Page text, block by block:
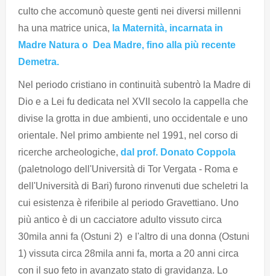
culto che accomunò queste genti nei diversi millenni
ha una matrice unica, la Maternità, incarnata in
Madre Natura o Dea Madre, fino alla più recente
Demetra.
Nel periodo cristiano in continuità subentrò la Madre di
Dio e a Lei fu dedicata nel XVII secolo la cappella che
divise la grotta in due ambienti, uno occidentale e uno
orientale. Nel primo ambiente nel 1991, nel corso di
ricerche archeologiche, dal prof. Donato Coppola
(paletnologo dell'Università di Tor Vergata - Roma e
dell'Università di Bari) furono rinvenuti due scheletri la
cui esistenza è riferibile al periodo Gravettiano. Uno
più antico è di un cacciatore adulto vissuto circa
30mila anni fa (Ostuni 2) e l'altro di una donna (Ostuni
1) vissuta circa 28mila anni fa, morta a 20 anni circa
con il suo feto in avanzato stato di gravidanza. Lo